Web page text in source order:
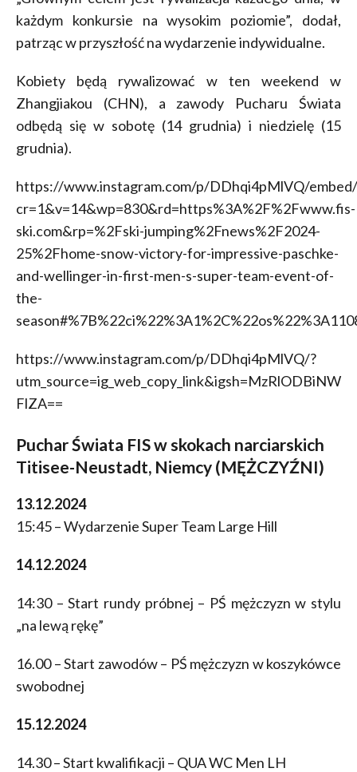
każdym konkursie na wysokim poziomie”, dodał,
patrząc w przyszłość na wydarzenie indywidualne.
Kobiety będą rywalizować w ten weekend w
Zhangjiakou (CHN), a zawody Pucharu Świata
odbędą się w sobotę (14 grudnia) i niedzielę (15
grudnia).
https://www.instagram.com/p/DDhqi4pMlVQ/
cr=1&v=14&wp=830&rd=https%3A%2F%2Fwww.fis-
ski.com&rp=%2Fski-jumping%2Fnews%2F2024-
25%2Fhome-snow-victory-for-impressive-paschke-
and-wellinger-in-first-men-s-super-team-event-of-
the-
https://www.instagram.com/p/DDhqi4pMlVQ/?
utm_source=ig_web_copy_link&igsh=MzRlODBiNW
FlZA==
Puchar Świata FIS w skokach narciarskich
Titisee-Neustadt, Niemcy (MĘŻCZYŹNI)
13.12.2024
15:45 – Wydarzenie Super Team Large Hill
14.12.2024
14:30 – Start rundy próbnej – PŚ mężczyzn w stylu
„na lewą rękę”
16.00 – Start zawodów – PŚ mężczyzn w koszykówce
swobodnej
15.12.2024
14.30 – Start kwalifikacji – QUA WC Men LH